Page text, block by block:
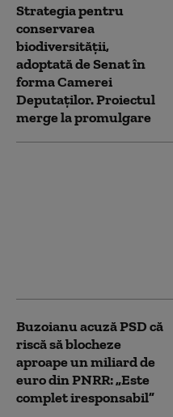
Strategia pentru
conservarea
biodiversității,
adoptată de Senat în
forma Camerei
Deputaților. Proiectul
merge la promulgare
Buzoianu acuză PSD că
riscă să blocheze
aproape un miliard de
euro din PNRR: „Este
complet iresponsabil”